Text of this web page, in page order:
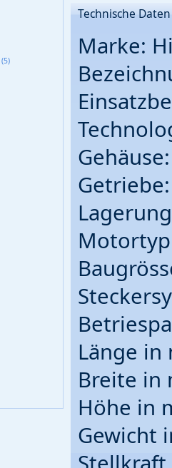
(5)
Technische Daten
Marke:
Länge in
Breite in
Höhe in
Gewicht